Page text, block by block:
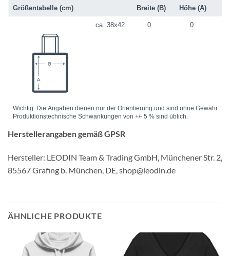
Herstellerangaben gemäß GPSR
Hersteller: LEODIN Team & Trading GmbH, Münchener Str. 2,
85567 Grafing b. München, DE, shop@leodin.de
ÄHNLICHE PRODUKTE